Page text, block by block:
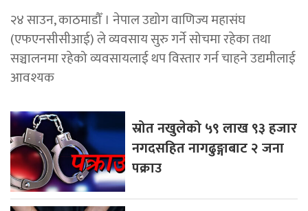
२४ साउन, काठमाडौँ । नेपाल उद्योग वाणिज्य महासंघ
(एफएनसीसीआई) ले व्यवसाय सुरु गर्ने सोचमा रहेका तथा
सञ्चालनमा रहेको व्यवसायलाई थप विस्तार गर्न चाहने उद्यमीलाई
आवश्यक
स्रोत नखुलेको ५९ लाख ९३ हजार
नगदसहित नागढुङ्गाबाट २ जना
पक्राउ